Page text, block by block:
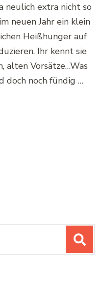
neulich extra nicht so
neuen Jahr ein klein
Heißhunger auf
Ihr kennt sie
alten Vorsätze…Was
doch noch fündig …